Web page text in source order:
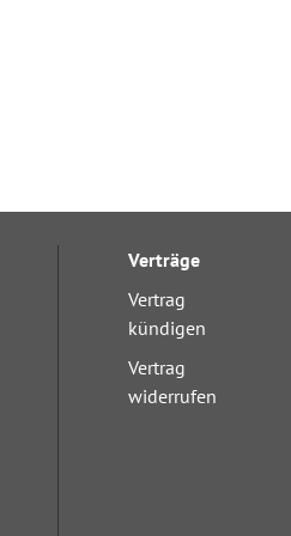
Verträge
Vertrag
kündigen
Vertrag
widerrufen